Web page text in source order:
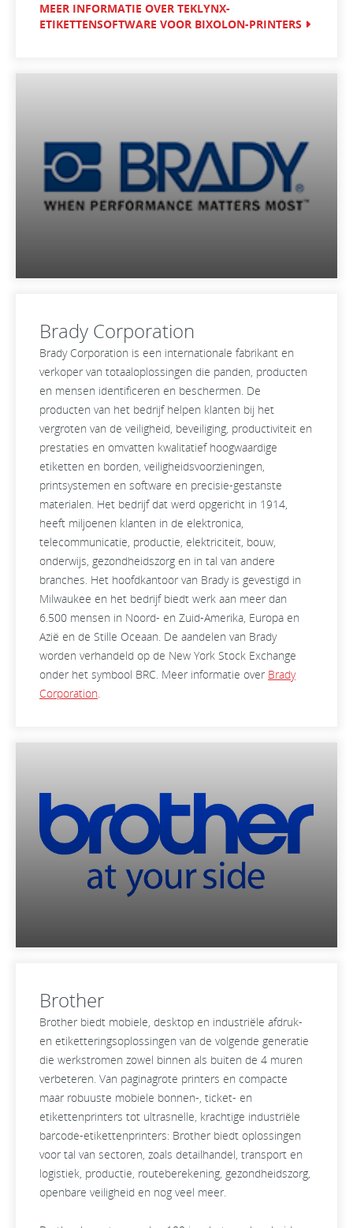
MEER INFORMATIE OVER TEKLYNX-
ETIKETTENSOFTWARE VOOR BIXOLON-PRINTERS
Brady Corporation
Brady Corporation is een internationale fabrikant en
verkoper van totaaloplossingen die panden, producten
en mensen identificeren en beschermen. De
producten van het bedrijf helpen klanten bij het
vergroten van de veiligheid, beveiliging, productiviteit en
prestaties en omvatten kwalitatief hoogwaardige
etiketten en borden, veiligheidsvoorzieningen,
printsystemen en software en precisie-gestanste
materialen. Het bedrijf dat werd opgericht in 1914,
heeft miljoenen klanten in de elektronica,
telecommunicatie, productie, elektriciteit, bouw,
onderwijs, gezondheidszorg en in tal van andere
branches. Het hoofdkantoor van Brady is gevestigd in
Milwaukee en het bedrijf biedt werk aan meer dan
6.500 mensen in Noord- en Zuid-Amerika, Europa en
Azië en de Stille Oceaan. De aandelen van Brady
worden verhandeld op de New York Stock Exchange
onder het symbool BRC. Meer informatie over Brady
Corporation.
Brother
Brother biedt mobiele, desktop en industriële afdruk-
en etiketteringsoplossingen van de volgende generatie
die werkstromen zowel binnen als buiten de 4 muren
verbeteren. Van paginagrote printers en compacte
maar robuuste mobiele bonnen-, ticket- en
etikettenprinters tot ultrasnelle, krachtige industriële
barcode-etikettenprinters: Brother biedt oplossingen
voor tal van sectoren, zoals detailhandel, transport en
logistiek, productie, routeberekening, gezondheidszorg,
openbare veiligheid en nog veel meer.